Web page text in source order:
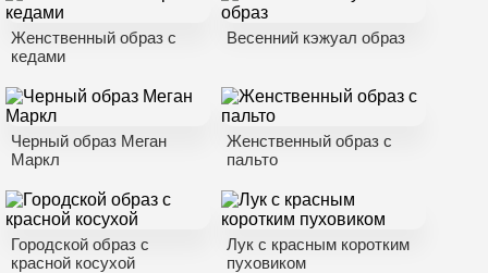
Женственный образ с
кедами
Весенний кэжуал образ
Черный образ Меган
Маркл
Женственный образ с
пальто
Городской образ с
красной косухой
Лук с красным коротким
пуховиком